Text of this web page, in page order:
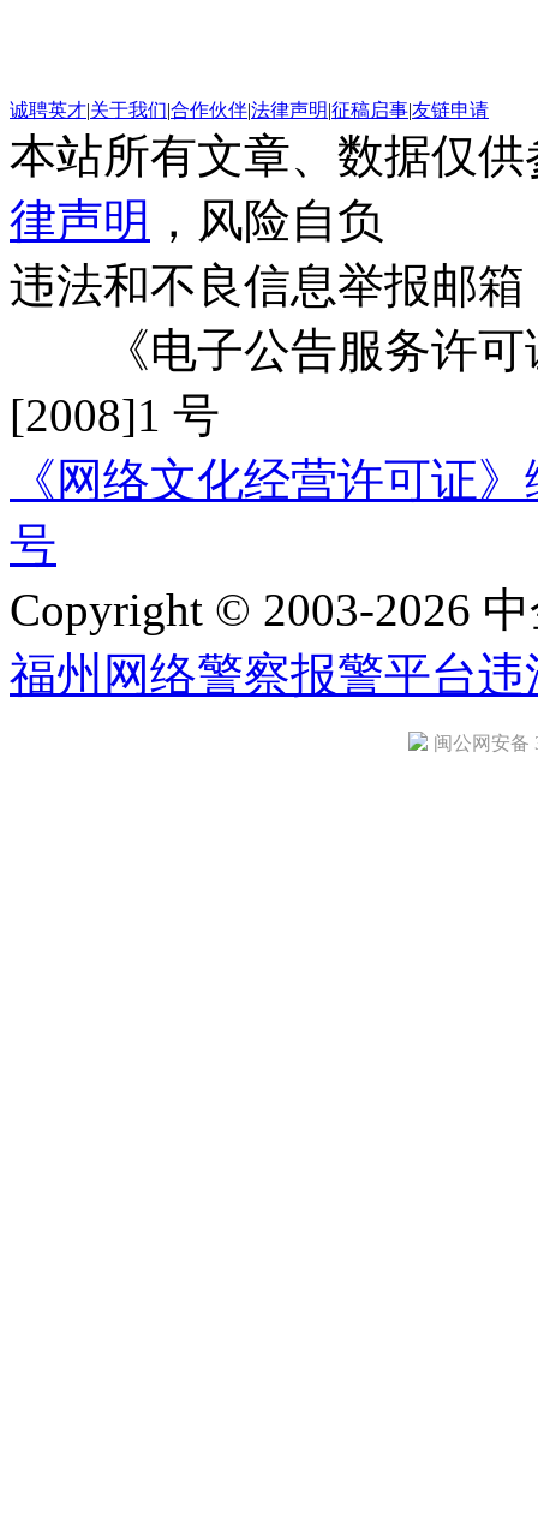
诚聘英才|关于我们|合作伙伴|法律声明|征稿启事|友链申请
本站所有文章、数据仅
律声明 ，风险自负
违法和不良信息举报邮箱
《电子公告服务许可
[2008]1 号
《网络文化经营许可证
号
Copyright © 2003-2026
福州网络警察报警平台违
闽公网安备